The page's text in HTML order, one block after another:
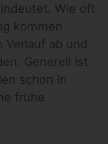
Wie oft
kommen
Verlauf ab und
Generell ist
schon in
frühe